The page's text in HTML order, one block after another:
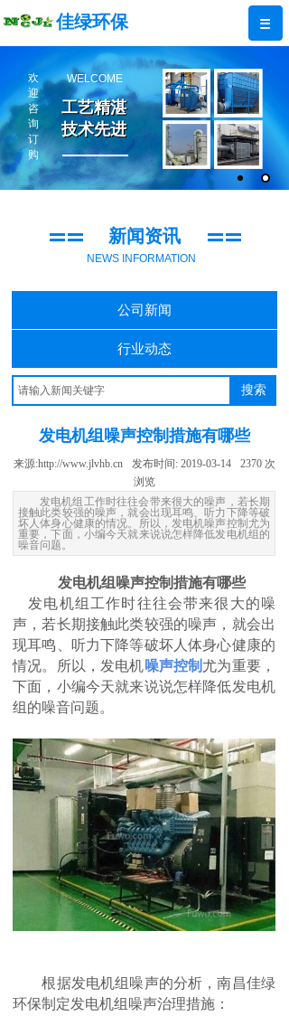
佳绿环保
WELCOME
欢
迎
咨
询
订
购
工艺精湛
技术先进
工艺精湛
技术先进
新闻资讯
NEWS INFORMATION
公司新闻
行业动态
搜索
发电机组噪声控制措施有哪些
来源:http://www.jlvhb.cn 发布时间: 2019-03-14 2370 次
浏览
发电机组工作时往往会带来很大的噪声，若长期
接触此类较强的噪声，就会出现耳鸣、听力下降等破
坏人体身心健康的情况。所以，发电机噪声控制尤为
重要，下面，小编今天就来说说怎样降低发电机组的
噪音问题。
发电机组噪声控制措施有哪些
发电机组工作时往往会带来很大的噪
声，若长期接触此类较强的噪声，就会出
现耳鸣、听力下降等破坏人体身心健康的
情况。所以，发电机噪声控制 尤为重要，
下面，小编今天就来说说怎样降低发电机
组的噪音问题。
根据发电机组噪声的分析，南昌佳绿
环保制定发电机组噪声治理措施：